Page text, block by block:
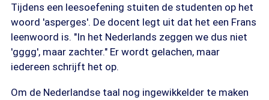
Tijdens een leesoefening stuiten de studenten op het
woord 'asperges'. De docent legt uit dat het een Frans
leenwoord is. "In het Nederlands zeggen we dus niet
'gggg', maar zachter." Er wordt gelachen, maar
iedereen schrijft het op.
Om de Nederlandse taal nog ingewikkelder te maken